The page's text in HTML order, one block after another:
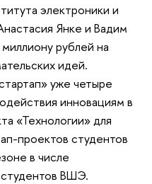
электроники и
Янке и Вадим
рублей на
идей.
уже четыре
инновациям в
«Технологии» для
проектов студентов
в числе
ВШЭ.